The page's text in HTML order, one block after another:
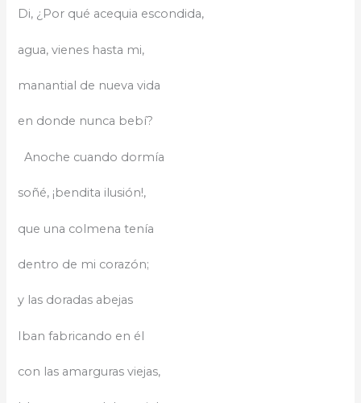
Di, ¿Por qué acequia escondida,
agua, vienes hasta mi,
manantial de nueva vida
en donde nunca bebí?
Anoche cuando dormía
soñé, ¡bendita ilusión!,
que una colmena tenía
dentro de mi corazón;
y las doradas abejas
Iban fabricando en él
con las amarguras viejas,